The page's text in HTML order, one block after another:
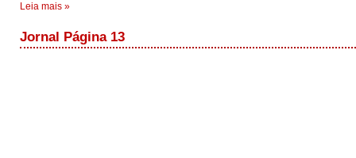
Leia mais »
Jornal Página 13